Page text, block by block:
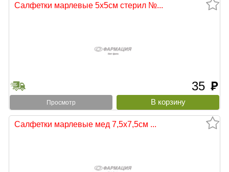
Салфетки марлевые 5х5см стерил №...
35 руб
Просмотр
Салфетки марлевые мед 7,5х7,5см ...